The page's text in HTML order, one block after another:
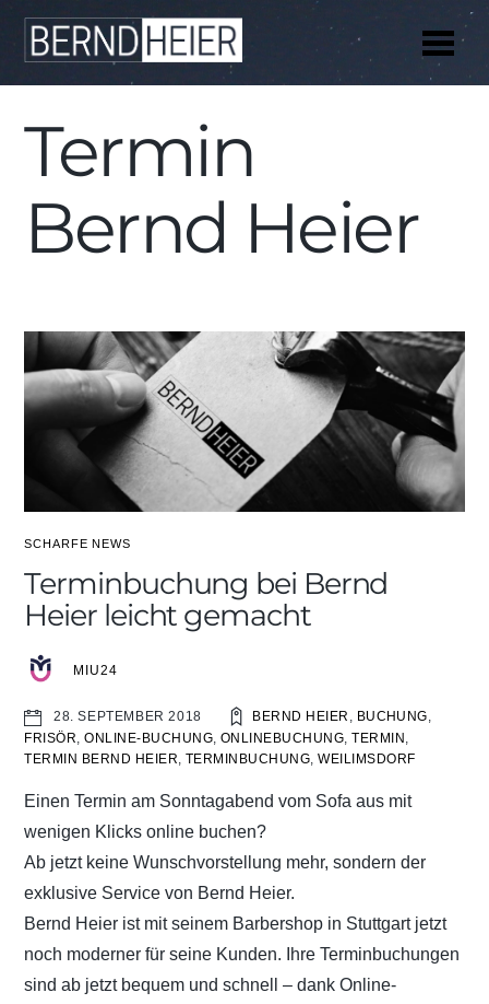
Termin
Bernd Heier
SCHARFE NEWS
Terminbuchung bei Bernd
Heier leicht gemacht
MIU24
28. SEPTEMBER 2018 BERND HEIER , BUCHUNG,
FRISÖR ,ONLINE-BUCHUNG ONLINEBUCHUNG ,TERMIN
TERMIN BERND HEIER ,TERMINBUCHUNG ,WEILIMSDORF
Einen Termin am Sonntagabend vom Sofa aus mit
wenigen Klicks online buchen?
Ab jetzt keine Wunschvorstellung mehr, sondern der
exklusive Service von Bernd Heier.
Bernd Heier ist mit seinem Barbershop in Stuttgart jetzt
noch moderner für seine Kunden. Ihre Terminbuchungen
sind ab jetzt bequem und schnell – dank Online-